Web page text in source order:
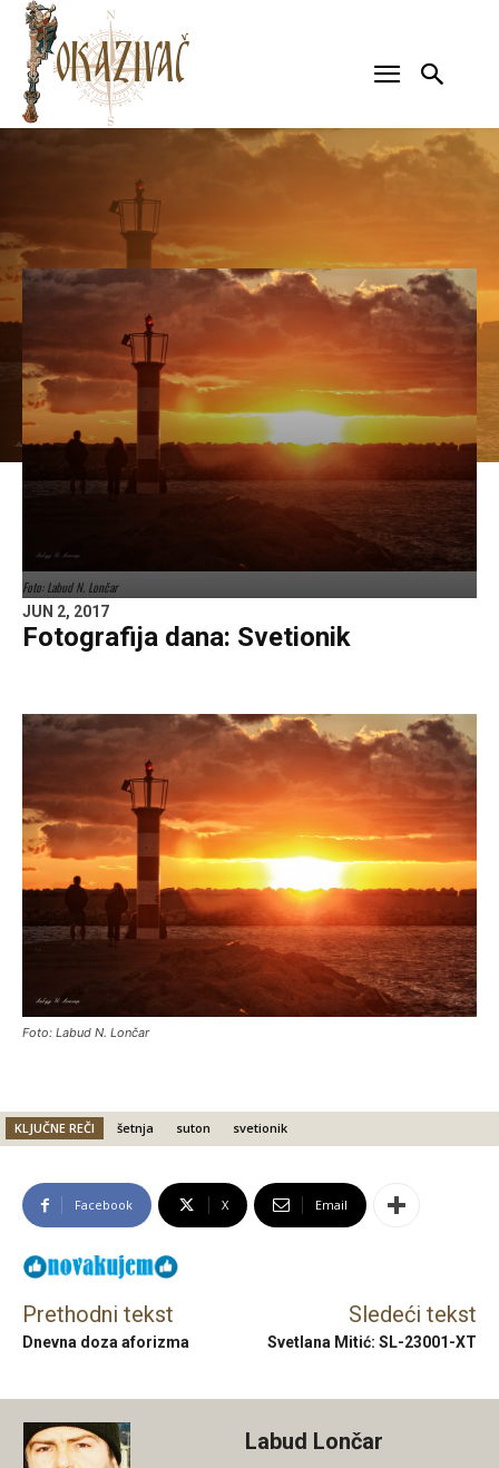
Foto: Labud N. Lončar
JUN 2, 2017
Fotografija dana: Svetionik
Foto: Labud N. Lončar
KLJUČNE REČI šetnja suton svetionik
Facebook X Email
Prethodni tekst
Dnevna doza aforizma
Sledeći tekst
Svetlana Mitić: SL-23001-XT
Labud Lončar